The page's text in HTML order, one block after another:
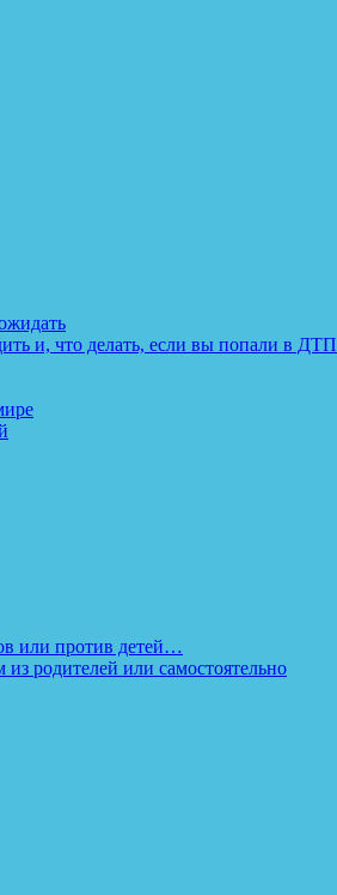
и, что делать, если вы попали в ДТП
или против детей…
родителей или самостоятельно